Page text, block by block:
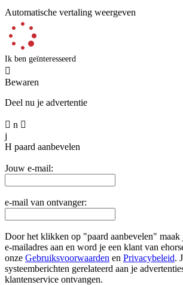
Automatische vertaling weergeven
Ik ben geïnteresseerd

Bewaren
Deel nu je advertentie
 n 
j
H paard aanbevelen
Jouw e-mail:
e-mail van ontvanger:
Door het klikken op "paard aanbevelen" maak
e-mailadres aan en word je een klant van
onze Gebruiksvoorwaarden en Privacybeleid.
systeemberichten gerelateerd aan je
klantenservice ontvangen.